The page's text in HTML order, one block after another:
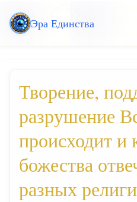
Эра Единства
Творение,
разрушение
происходит и
божества
разных